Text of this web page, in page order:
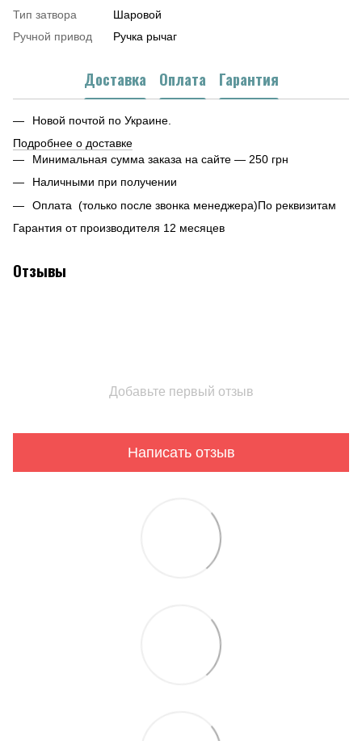
Тип затвора
Шаровой
Ручной привод
Ручка рычаг
Доставка Оплата Гарантия
Новой почтой по Украине.
Подробнее о доставке
Минимальная сумма заказа на сайте — 250 грн
Наличными при получении
Оплата (только после звонка менеджера)По реквизитам
Гарантия от производителя 12 месяцев
Отзывы
Добавьте первый отзыв
Написать отзыв